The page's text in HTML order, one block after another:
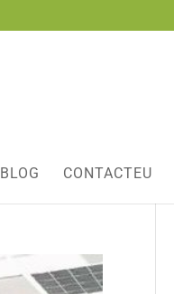
BLOG CONTACTEU